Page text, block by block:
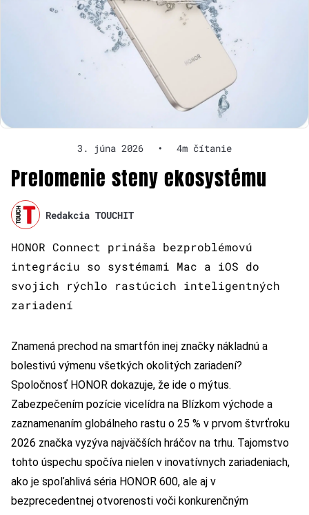
3. júna 2026 • 4m čítanie
Prelomenie steny ekosystému
Redakcia TOUCHIT
HONOR Connect prináša bezproblémovú
integráciu so systémami Mac a iOS do
svojich rýchlo rastúcich inteligentných
zariadení
Znamená prechod na smartfón inej značky nákladnú a
bolestivú výmenu všetkých okolitých zariadení?
Spoločnosť HONOR dokazuje, že ide o mýtus.
Zabezpečením pozície vicelídra na Blízkom východe a
zaznamenaním globálneho rastu o 25 % v prvom štvrťroku
2026 značka vyzýva najväčších hráčov na trhu. Tajomstvo
tohto úspechu spočíva nielen v inovatívnych zariadeniach,
ako je spoľahlivá séria HONOR 600, ale aj v
bezprecedentnej otvorenosti voči konkurenčným